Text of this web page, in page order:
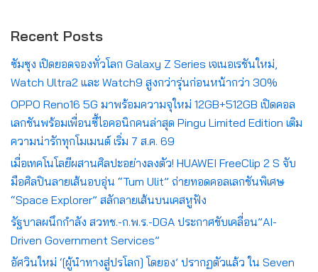
Recent Posts
ซัมซุง เปิดยอดจองทั่วโลก Galaxy Z Series เจเนอเรชันใหม่,
Watch Ultra2 และ Watch9 สูงกว่ารุ่นก่อนหน้ากว่า 30%
OPPO Reno16 5G มาพร้อมความจุใหม่ 12GB+512GB เปิดคอล
เลกชันพร้อมเพื่อนซี้ไอคอนิกคนล่าสุด Pingu Limited Edition เติม
ความน่ารักทุกโมเมนต์ เริ่ม 7 ส.ค. 69
เมื่อเทคโนโลยีผสานศิลปะอย่างลงตัว! HUAWEI FreeClip 2 S จับ
มือศิลปินลายเส้นอบอุ่น “Tum Ulit” ถ่ายทอดคอลเลกชันพิเศษ
“Space Explorer” สลักลายเส้นบนเคสหูฟัง
รัฐบาลผนึกกำลัง สวทช.-ก.พ.ร.-DGA ประกาศขับเคลื่อน”AI-
Driven Government Services”
อัศวินใหม่ ‘[ผู้นำทางสู่ปรโลก] โดยอง’ ปรากฏตัวแล้ว ใน Seven